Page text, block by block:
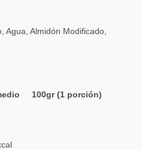
Agua, Almidón Modificado,
100gr (1 porción)